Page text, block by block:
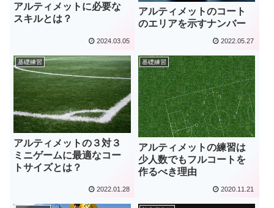
アルティメットに必要な
スキルとは？
2024.03.05
アルティメットのコート
のエリアを示すナンバー
2022.05.27
基礎練習
アルティメットの３対３
ミニゲームに最適なコー
トサイズとは？
2022.01.28
基礎練習
アルティメットの練習は
少人数でもフルコートを
作るべき理由
2020.11.21